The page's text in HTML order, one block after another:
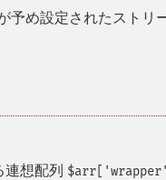
予め設定されたストリ
連想配列